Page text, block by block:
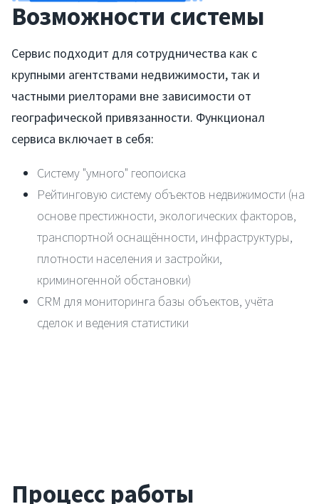
Возможности системы
Сервис подходит для сотрудничества как с
крупными агентствами недвижимости, так и
частными риелторами вне зависимости от
географической привязанности. Функционал
сервиса включает в себя:
Систему "умного" геопоиска
Рейтинговую систему объектов недвижимости (на
основе престижности, экологических факторов,
транспортной оснащённости, инфраструктуры,
плотности населения и застройки,
криминогенной обстановки)
CRM для мониторинга базы объектов, учёта
сделок и ведения статистики
Процесс работы
Услуги
Контакты